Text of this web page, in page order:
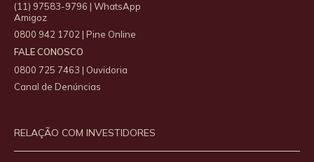
(11) 97583-9796 | WhatsApp
Amigoz
0800 942 1702 | Pine Online
FALE CONOSCO
0800 725 7463 | Ouvidoria
Canal de Denúncias
RELAÇÃO COM INVESTIDORES